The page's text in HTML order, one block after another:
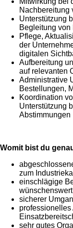
Nachbereitung
Unterstützung
Begleitung von
Pflege,
der
digitalen
Aufbereitung
auf relevanten
Administrative
Bestellungen,
Koordination
Unterstützung
Abstimmungen
Womit bist du
zum
einschlägige
wünschenswert
sicherer
professionelles
sehr gutes